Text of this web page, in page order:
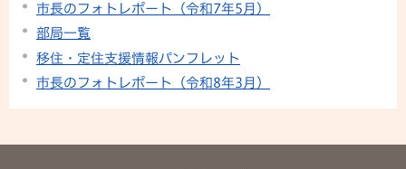
市長のフォトレポート（令和7年5月）
部局一覧
移住・定住支援情報パンフレット
市長のフォトレポート（令和8年3月）